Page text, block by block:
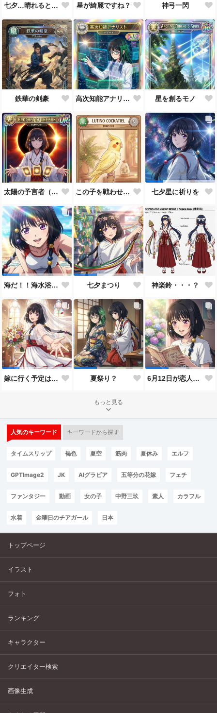
七夕…晴れると良いなぁ。 星が綺麗ですね？ 神弓一閃
鉄華の剣豪 高次知能アナリスト MEI（Mathematical Electronic Intelligenc） 星を創るモノ
太陽の予言者（プロンプト使い方あってるんだろうか？） この子を戦わせるなんて出来ません！！ 七夕星に祈りを
海だ！！海水浴だ！！ 七夕まつり 神楽鈴・・・？
嫁に行く予定は無いのだけれど！ 夏祭り？ 6月12日が恋人の日と言うので…
もっと見る
人気のキーワード キーワードから探す
タイムスリップ 褐色 夏空 筋肉 夏休み エルフ
GPTImage2 JK AIグラビア 五等分の花嫁 フェチ
ファンタジー 動画 女の子 中野三玖 素人 カラフル
水着 金曜日のチアガール 日本
トップページ
イラスト
フォト
ランキング
キャラクター
クリエイター検索
画像生成